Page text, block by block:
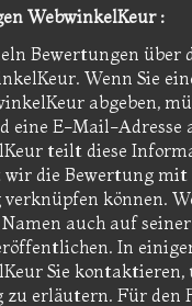
WebwinkelKeur :
Bewertungen über
Wenn Sie
abgeben,
eine E-Mail-Adresse
teilt diese
wir die Bewertung mit
verknüpfen können.
auch auf
In
Sie kontaktieren,
zu erläutern. Für den